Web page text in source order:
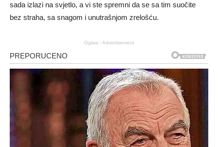
sada izlazi na svjetlo, a vi ste spremni da se sa tim suočite
bez straha, sa snagom i unutrašnjom zrelošću.
Oglasi - Advertisement